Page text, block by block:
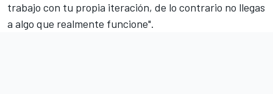
trabajo con tu propia iteración, de lo contrario no llegas
a algo que realmente funcione".